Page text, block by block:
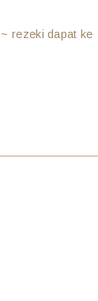
rezeki dapat ke